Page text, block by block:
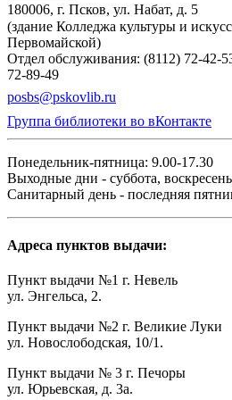
180006, г. Псков, ул. Набат, д. 5
(здание Колледжа культуры и
Первомайской)
Отдел обслуживания: (8112) 72-42-
72-89-49
posbs@pskovlib.ru
Группа библиотеки во вКонтакте
Понедельник-пятница: 9.00-17.30
Выходные дни - суббота,
Санитарный день - последняя
Адреса пунктов выдачи:
Пункт выдачи №1 г. Невель
ул. Энгельса, 2.
Пункт выдачи №2 г. Великие Луки
ул. Новослободская, 10/1.
Пункт выдачи № 3 г. Печоры
ул. Юрьевская, д. 3а.